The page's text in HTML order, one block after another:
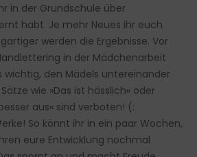
in der Grundschule über
habt. Je mehr Neues ihr euch
werden die Ergebnisse. Vor
in der Mädchenarbeit
wichtig, den Mädels untereinander
wie »Das ist hässlich« oder
aus« sind verboten! (:
So könnt ihr in ein paar Wochen,
eure Entwicklung nochmal